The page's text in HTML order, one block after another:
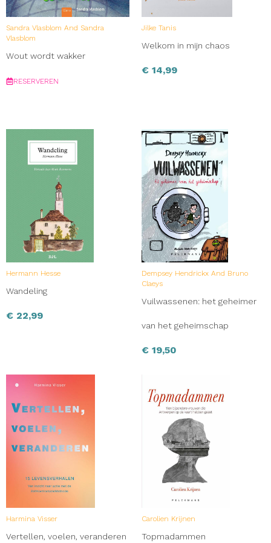
Sandra Vlasblom And Sandra
Vlasblom
Wout wordt wakker
RESERVEREN
Jilke Tanis
Welkom in mijn chaos
€ 14,99
Hermann Hesse
Wandeling
€ 22,99
Dempsey Hendrickx And Bruno
Claeys
Vuilwassenen: het geheimer
van het geheimschap
€ 19,50
Harmina Visser
Vertellen, voelen, veranderen
Carolien Krijnen
Topmadammen